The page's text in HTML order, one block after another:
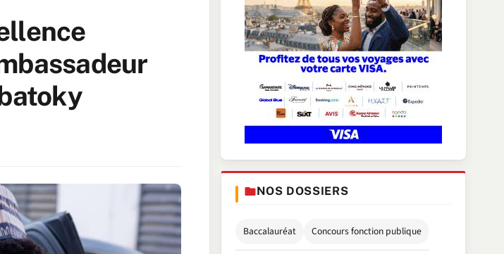
NOS DOSSIERS
Baccalauréat Concours fonction publique